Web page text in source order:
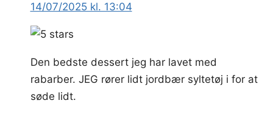
14/07/2025 kl. 13:04
Den bedste dessert jeg har lavet med
rabarber. JEG rører lidt jordbær syltetøj i for at
søde lidt.